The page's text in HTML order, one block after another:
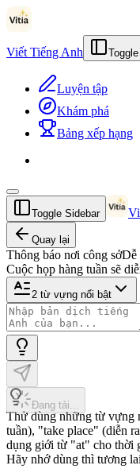
Viết Tiếng Anh
Luyện tập
Khám phá
Bảng xếp hạng
Toggle Sidebar
Quay lại
Thông báo nơi công sởDễ
Cuộc họp hàng tuần sẽ
2 từ vựng nổi bật
Thử dùng những từ vựng
tuần), "take place" (diễn
dụng giới từ "at" cho thời
Hãy nhớ dùng thì tương
Đang tải...